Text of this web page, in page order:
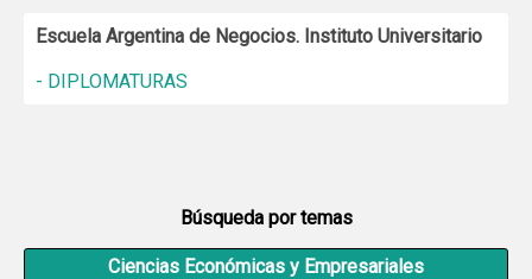
Búsqueda por temas
Ciencias Económicas y Empresariales
Escuela Argentina de Negocios. Instituto Universitario
- DIPLOMATURAS